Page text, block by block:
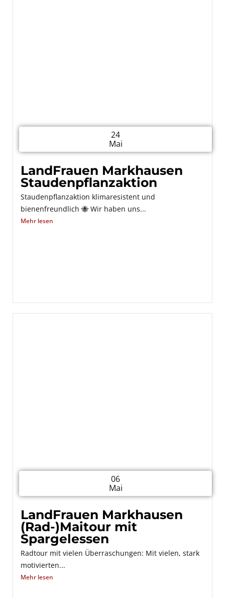
24
Mai
LandFrauen Markhausen
Staudenpflanzaktion
Staudenpflanzaktion klimaresistent und
bienenfreundlich 🐝 Wir haben uns...
Mehr lesen
06
Mai
LandFrauen Markhausen
(Rad-)Maitour mit
Spargelessen
Radtour mit vielen Überraschungen: Mit vielen, stark
motivierten...
Mehr lesen